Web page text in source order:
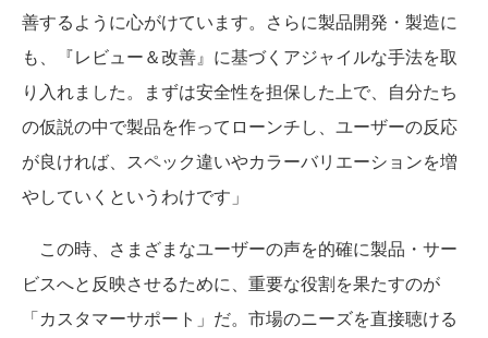
善するように心がけています。さらに製品開発・製造に
も、『レビュー＆改善』に基づくアジャイルな手法を取
り入れました。まずは安全性を担保した上で、自分たち
の仮説の中で製品を作ってローンチし、ユーザーの反応
が良ければ、スペック違いやカラーバリエーションを増
やしていくというわけです」
この時、さまざまなユーザーの声を的確に製品・サー
ビスへと反映させるために、重要な役割を果たすのが
「カスタマーサポート」だ。市場のニーズを直接聴ける